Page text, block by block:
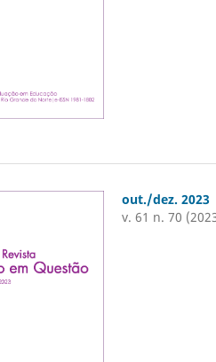
out./dez. 2023
v. 61 n. 70